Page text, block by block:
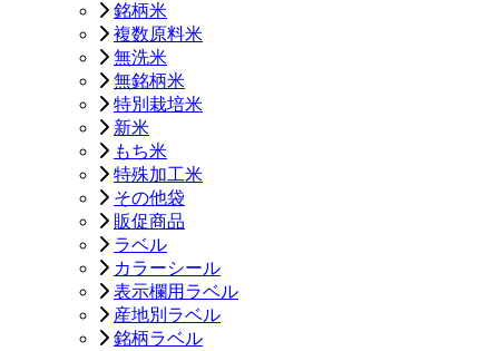
銘柄米
複数原料米
無洗米
無銘柄米
特別栽培米
新米
もち米
特殊加工米
その他袋
販促商品
ラベル
カラーシール
表示欄用ラベル
産地別ラベル
銘柄ラベル